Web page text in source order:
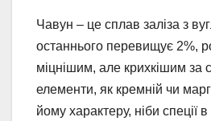
Чавун – це сплав заліза з
останнього перевищує 2%,
міцнішим, але крихкішим за
елементи, як кремній чи
йому характеру, ніби спеції